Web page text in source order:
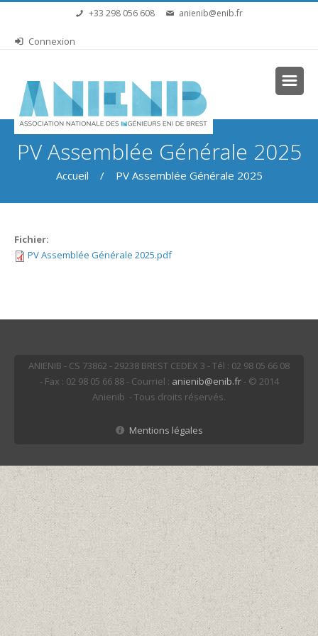
Aller au contenu principal+33 298 056 608 anienib@enib.fr
Connexion
PV Assemblée Générale 2025
Vous êtes ici
Accueil / PV Assemblée Générale 2025
Fichier:
PV Assemblée Générale 2025.pdf
ANIENIB - CS 73862 - 29238 BREST CEDEX 3 - Tél : 02 98 05 66 08
- Fax : 02 98 05 66 88 - Courriel : anienib@enib.fr- © 2014
Anienib - Tous droits réservés.
Mentions légales